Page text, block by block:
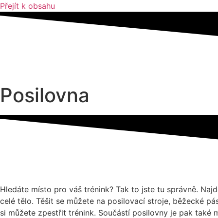
Přejít k obsahu
Posilovna
Hledáte místo pro váš trénink? Tak to jste tu správně.
celé tělo. Těšit se můžete na posilovací stroje, běžecké
si můžete zpestřit trénink. Součástí posilovny je pak také